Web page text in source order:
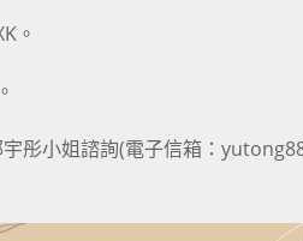
。
彤小姐諮詢(電子信箱：